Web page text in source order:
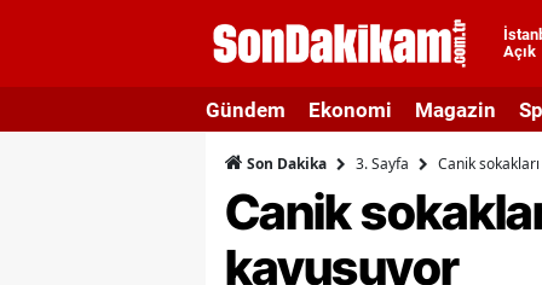
Açık
Gündem Ekonomi Magazin
Son Dakika 3. Sayfa Canik
Canik
kavuşuyor